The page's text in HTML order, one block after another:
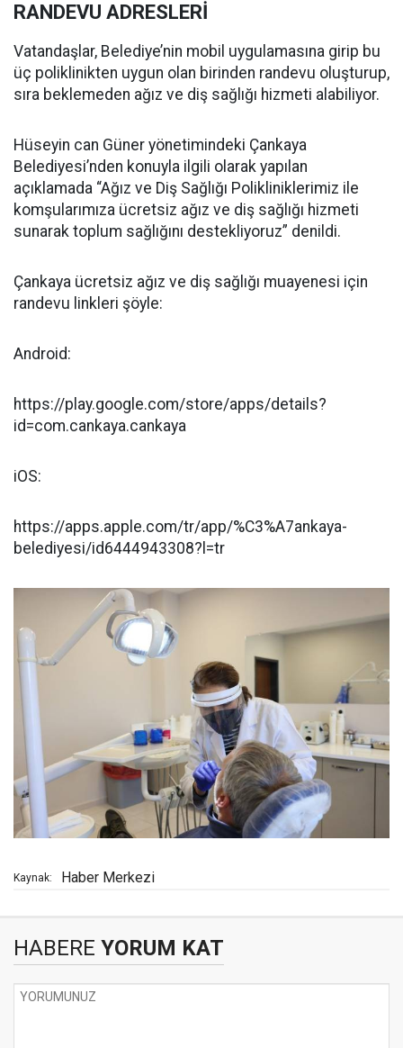
RANDEVU ADRESLERİ
Vatandaşlar, Belediye’nin mobil uygulamasına girip bu
üç poliklinikten uygun olan birinden randevu oluşturup,
sıra beklemeden ağız ve diş sağlığı hizmeti alabiliyor.
Hüseyin can Güner yönetimindeki Çankaya
Belediyesi’nden konuyla ilgili olarak yapılan
açıklamada “Ağız ve Diş Sağlığı Polikliniklerimiz ile
komşularımıza ücretsiz ağız ve diş sağlığı hizmeti
sunarak toplum sağlığını destekliyoruz” denildi.
Çankaya ücretsiz ağız ve diş sağlığı muayenesi için
randevu linkleri şöyle:
Android:
https://play.google.com/store/apps/details?
id=com.cankaya.cankaya
iOS:
https://apps.apple.com/tr/app/%C3%A7ankaya-
belediyesi/id6444943308?l=tr
Kaynak: Haber Merkezi
HABERE YORUM KAT